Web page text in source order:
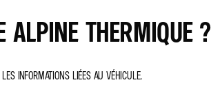
ALPINE THERMIQUE ?
INFORMATIONS LIÉES AU VÉHICULE.